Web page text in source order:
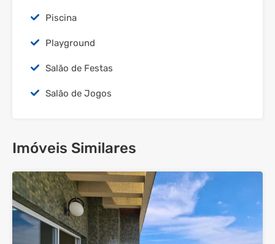
Piscina
Playground
Salão de Festas
Salão de Jogos
Imóveis Similares
29